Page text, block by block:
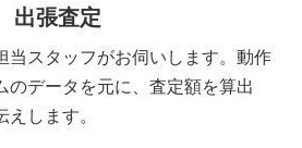
出張査定
当スタッフがお伺いします。動作
のデータを元に、査定額を算出
します。